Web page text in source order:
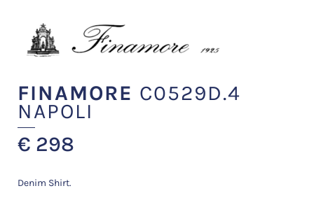
FINAMORE C0529D.4
NAPOLI
€ 298
Denim Shirt.